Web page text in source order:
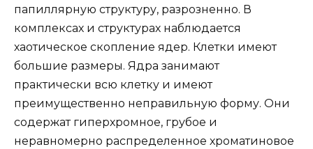
папиллярную структуру, разрозненно. В
комплексах и структурах наблюдается
хаотическое скопление ядер. Клетки имеют
большие размеры. Ядра занимают
практически всю клетку и имеют
преимущественно неправильную форму. Они
содержат гиперхромное, грубое и
неравномерно распределенное хроматиновое